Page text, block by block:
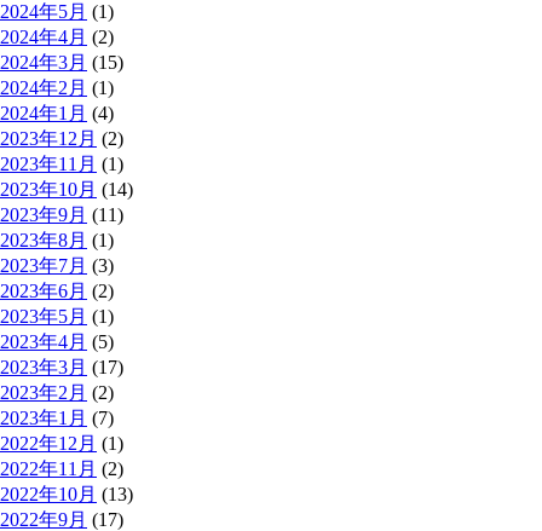
2024年5月 (1)
2024年4月 (2)
2024年3月 (15)
2024年2月 (1)
2024年1月 (4)
2023年12月 (2)
2023年11月 (1)
2023年10月 (14)
2023年9月 (11)
2023年8月 (1)
2023年7月 (3)
2023年6月 (2)
2023年5月 (1)
2023年4月 (5)
2023年3月 (17)
2023年2月 (2)
2023年1月 (7)
2022年12月 (1)
2022年11月 (2)
2022年10月 (13)
2022年9月 (17)